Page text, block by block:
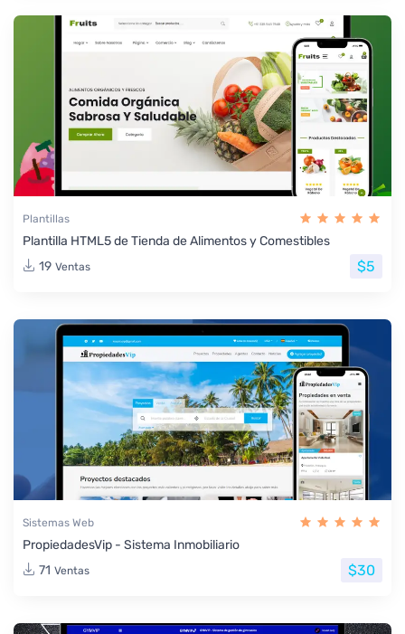
Plantillas
Plantilla HTML5 de Tienda de Alimentos y Comestibles
19 Ventas $5
Sistemas Web
PropiedadesVip - Sistema Inmobiliario
71 Ventas $30